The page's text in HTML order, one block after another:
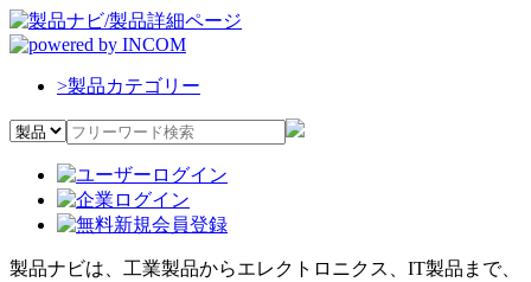
>製品カテゴリー
製品ナビは、工業製品からエレクトロニクス、IT製品まで、